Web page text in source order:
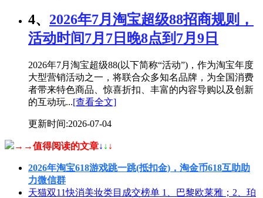
4、 2026年7月淘宝超级88招商规则，
活动时间7月7日晚8点到7月9日
2026年7月淘宝超级88(以下简称“活动”)，作为淘宝年度
大型营销活动之一，将联合众多知名品牌，为全国消费
者带来特色商品、惊喜折扣、丰富的内容导购以及创新
的互动玩...[查看全文]
更新时间:2026-07-04
→→值得阅读的文章↓ ↓ ↓
2026年淘宝618游戏跳一跳(抵扣金)，淘金币618互助助
力微信群
天猫双11快消美妆类目成交榜单 1、巴黎欧莱雅；2、珀